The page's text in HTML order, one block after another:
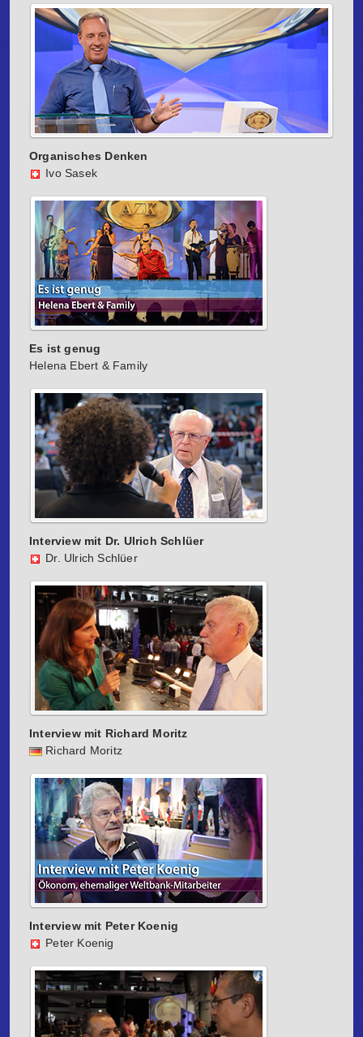
Organisches Denken
Ivo Sasek
Es ist genug
Helena Ebert & Family
Interview mit Dr. Ulrich Schlüer
Dr. Ulrich Schlüer
Interview mit Richard Moritz
Richard Moritz
Interview mit Peter Koenig
Peter Koenig